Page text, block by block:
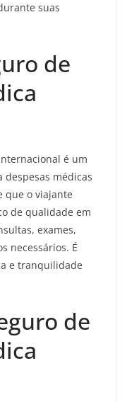
suas
de
é um
médicas
que o viajante
de qualidade em
exames,
necessários. É
e tranquilidade
de